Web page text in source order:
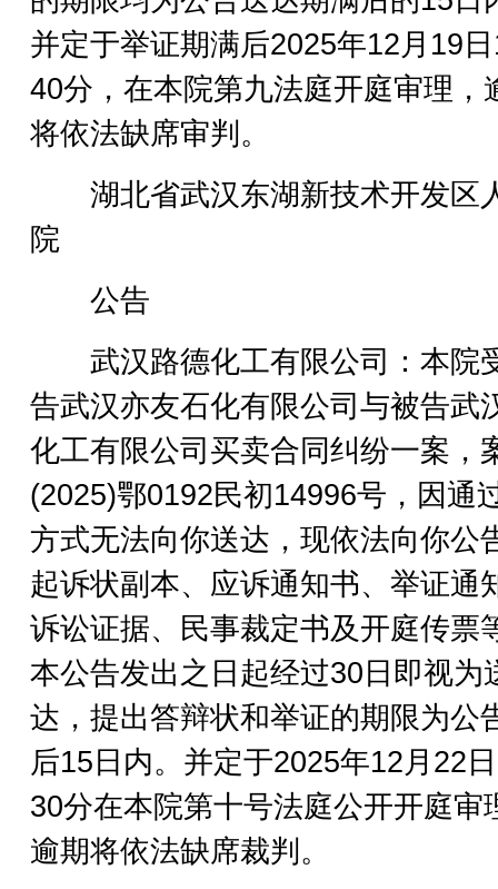
并定于举证期满后2025年12月19
40分，在本院第九法庭开庭审理，
将依法缺席审判。
湖北省武汉东湖新技术开发区
院
公告
武汉路德化工有限公司：本院
告武汉亦友石化有限公司与被告武
化工有限公司买卖合同纠纷一案，
(2025)鄂0192民初14996号，因通
方式无法向你送达，现依法向你公
起诉状副本、应诉通知书、举证通
诉讼证据、民事裁定书及开庭传票
本公告发出之日起经过30日即视为
达，提出答辩状和举证的期限为公
后15日内。并定于2025年12月22
30分在本院第十号法庭公开开庭审
逾期将依法缺席裁判。